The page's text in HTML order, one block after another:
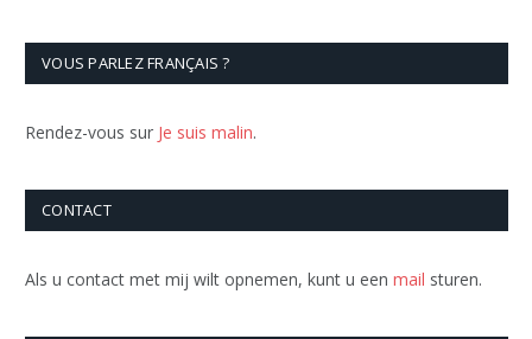
VOUS PARLEZ FRANÇAIS ?
Rendez-vous sur Je suis malin.
CONTACT
Als u contact met mij wilt opnemen, kunt u een mail sturen.